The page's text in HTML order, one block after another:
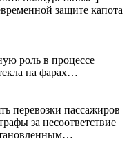
защите капота
роль в процессе
на фарах…
перевозки пассажиров
за несоответствие